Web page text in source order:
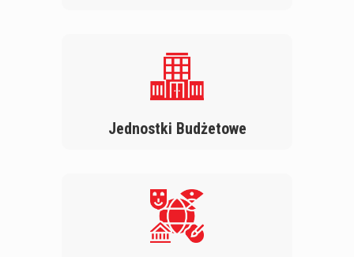
Jednostki Budżetowe